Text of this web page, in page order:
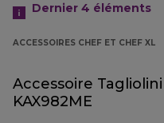
Dernier 4 éléments
ACCESSOIRES CHEF ET CHEF XL
Accessoire Tagliolini
KAX982ME